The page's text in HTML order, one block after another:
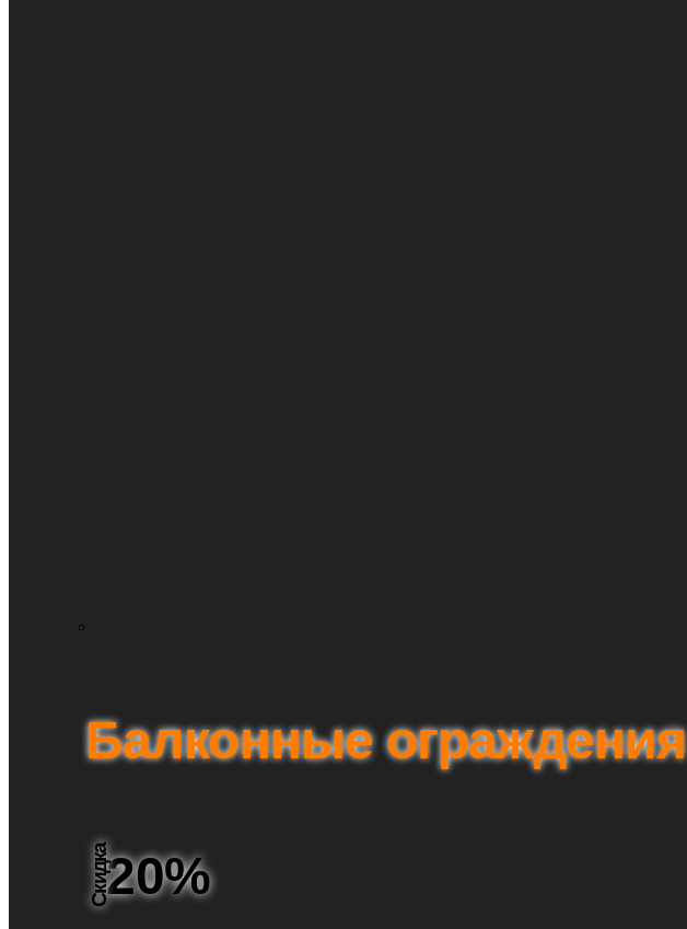
Балконные ограждения
Скидка20%